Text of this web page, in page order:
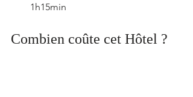
1h15min
Combien coûte cet Hôtel ?